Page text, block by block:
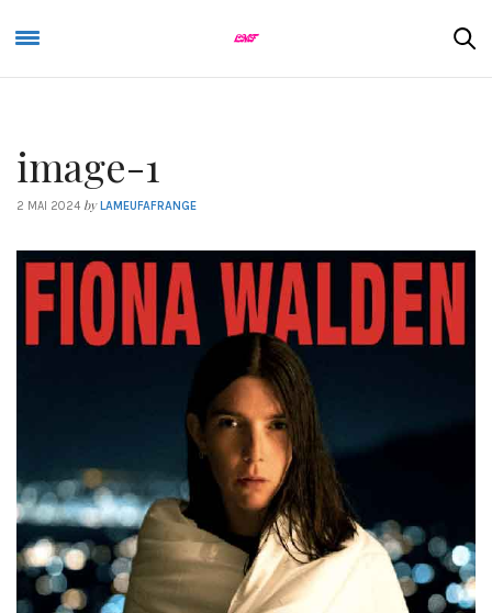
image-1
2 MAI 2024 by LAMEUFAFRANGE